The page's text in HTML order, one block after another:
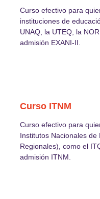
Curso efectivo para
instituciones de
UNAQ, la UTEQ, la
admisión EXANI-II.
Curso ITNM
Curso efectivo para
Institutos Nacionales
Regionales), como el
admisión ITNM.